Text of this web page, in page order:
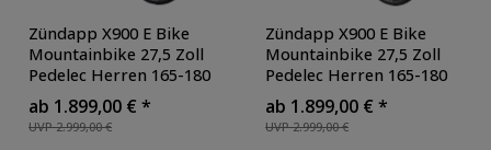
Zündapp X900 E Bike
Mountainbike 27,5 Zoll
Pedelec Herren 165-180
cm Elektrofahrrad 10
Gang EMTB Hardtail mit
Mittelmotor
UVP 2.999,00 €
ab 1.899,00 € *
Zündapp X900 E Bike
Mountainbike 27,5 Zoll
Pedelec Herren 165-180
cm Elektrofahrrad 10
Gang EMTB Hardtail mit
Mittelmotor
UVP 2.999,00 €
ab 1.899,00 € *